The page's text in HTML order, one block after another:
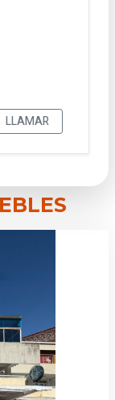
LLAMAR